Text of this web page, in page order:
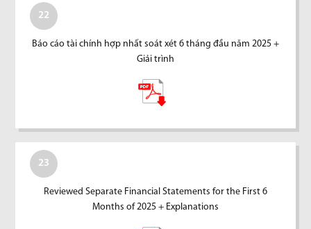
22
Báo cáo tài chính hợp nhất soát xét 6 tháng đầu năm 2025 +
Giải trình
23
Reviewed Separate Financial Statements for the First 6
Months of 2025 + Explanations